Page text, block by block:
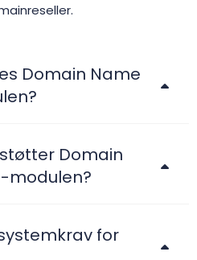
Domain Name
Domain
modulen?
for